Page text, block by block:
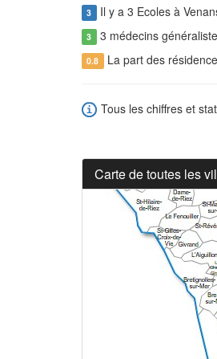
3 Il y a 3 Ecoles à
3 3 médecins
0.8 La part des
Tous les chiffres et
Carte de toutes les